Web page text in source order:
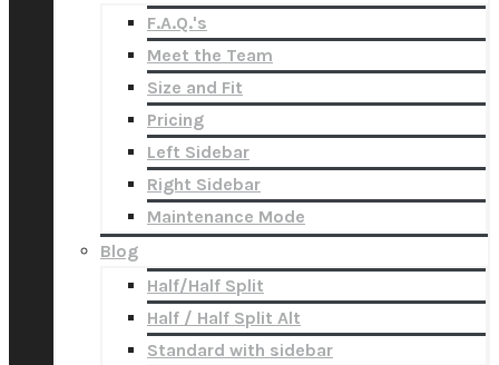
F.A.Q.'s
Meet the Team
Size and Fit
Pricing
Left Sidebar
Right Sidebar
Maintenance Mode
Blog
Half/Half Split
Half / Half Split Alt
Standard with sidebar